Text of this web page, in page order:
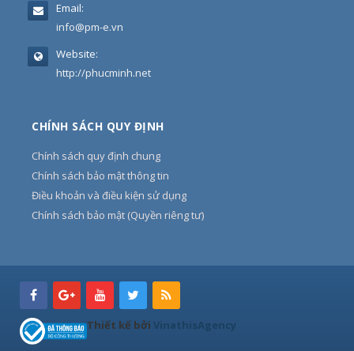
Email:
info@pm-e.vn
Website:
http://phucminh.net
CHÍNH SÁCH QUY ĐỊNH
Chính sách quy định chung
Chính sách bảo mật thông tin
Điều khoản và điều kiện sử dụng
Chính sách bảo mật (Quyền riêng tư)
Thiết kế bởi VinathisAgency